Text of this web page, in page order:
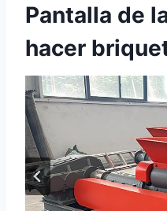
Pantalla de
hacer